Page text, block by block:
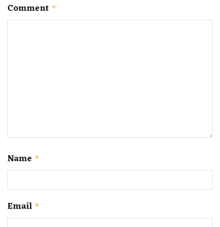
Comment *
Name *
Email *